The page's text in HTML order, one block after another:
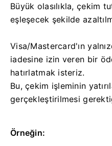
Büyük olasılıkla, çekim
eşleşecek şekilde
Visa/Mastercard'ın
iadesine izin veren bir
hatırlatmak isteriz.
Bu, çekim işleminin
gerçekleştirilmesi
Örneğin: